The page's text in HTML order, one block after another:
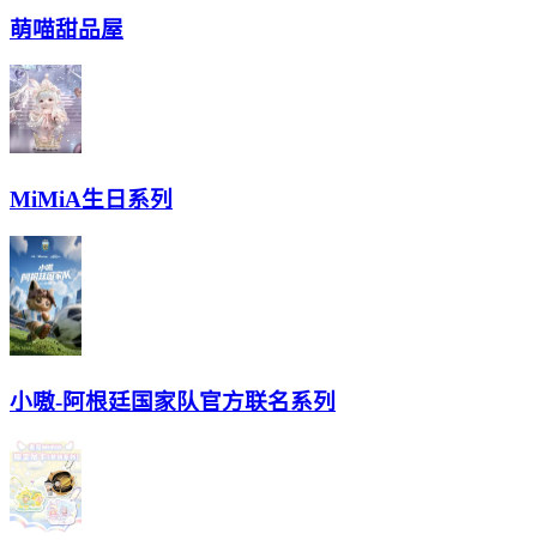
萌喵甜品屋
MiMiA生日系列
小嗷-阿根廷国家队官方联名系列